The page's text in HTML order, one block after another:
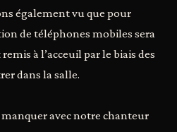
également vu que pour
de téléphones mobiles sera
à l’acceuil par le biais des
dans la salle.
avec notre chanteur